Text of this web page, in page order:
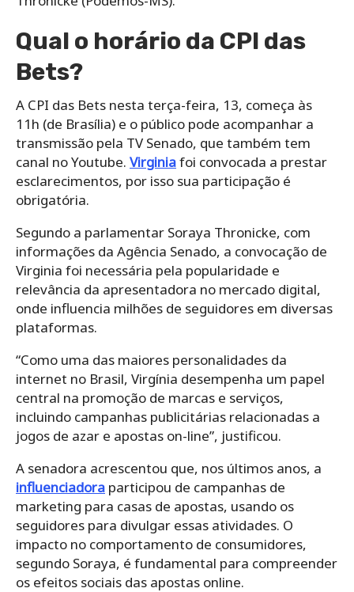
Qual o horário da CPI das
Bets?
A CPI das Bets nesta terça-feira, 13, começa às
11h (de Brasília) e o público pode acompanhar a
transmissão pela TV Senado, que também tem
canal no Youtube. Virginiafoi convocada a prestar
esclarecimentos, por isso sua participação é
obrigatória.
Segundo a parlamentar Soraya Thronicke, com
informações da Agência Senado, a convocação de
Virginia foi necessária pela popularidade e
relevância da apresentadora no mercado digital,
onde influencia milhões de seguidores em diversas
plataformas.
“Como uma das maiores personalidades da
internet no Brasil, Virgínia desempenha um papel
central na promoção de marcas e serviços,
incluindo campanhas publicitárias relacionadas a
jogos de azar e apostas on-line”, justificou.
A senadora acrescentou que, nos últimos anos, a
influenciadora participou de campanhas de
marketing para casas de apostas, usando os
seguidores para divulgar essas atividades. O
impacto no comportamento de consumidores,
segundo Soraya, é fundamental para compreender
os efeitos sociais das apostas online.